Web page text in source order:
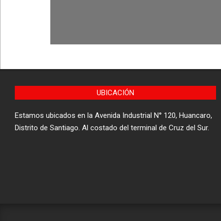
UBICACIÓN
Estamos ubicados en la Avenida Industrial N° 120, Huancaro,
Distrito de Santiago. Al costado del terminal de Cruz del Sur.